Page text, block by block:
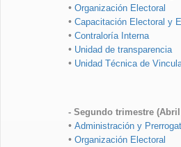
• Organización Electoral
• Capacitación Electoral y
• Contraloría Interna
• Unidad de transparencia
• Unidad Técnica de
- Segundo trimestre
• Administración y
• Organización Electoral